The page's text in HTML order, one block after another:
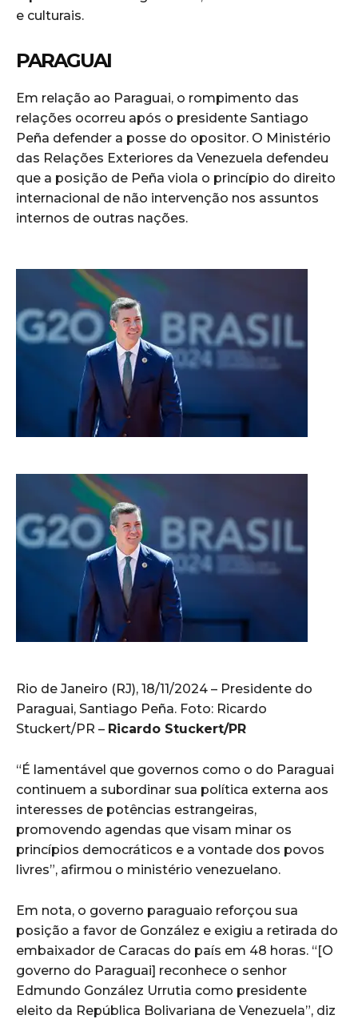
e culturais.
PARAGUAI
Em relação ao Paraguai, o rompimento das
relações ocorreu após o presidente Santiago
Peña defender a posse do opositor. O Ministério
das Relações Exteriores da Venezuela defendeu
que a posição de Peña viola o princípio do direito
internacional de não intervenção nos assuntos
internos de outras nações.
Rio de Janeiro (RJ), 18/11/2024 – Presidente do
Paraguai, Santiago Peña. Foto: Ricardo
Stuckert/PR – Ricardo Stuckert/PR
“É lamentável que governos como o do Paraguai
continuem a subordinar sua política externa aos
interesses de potências estrangeiras,
promovendo agendas que visam minar os
princípios democráticos e a vontade dos povos
livres”, afirmou o ministério venezuelano.
Em nota, o governo paraguaio reforçou sua
posição a favor de González e exigiu a retirada do
embaixador de Caracas do país em 48 horas. “[O
governo do Paraguai] reconhece o senhor
Edmundo González Urrutia como presidente
eleito da República Bolivariana de Venezuela”, diz